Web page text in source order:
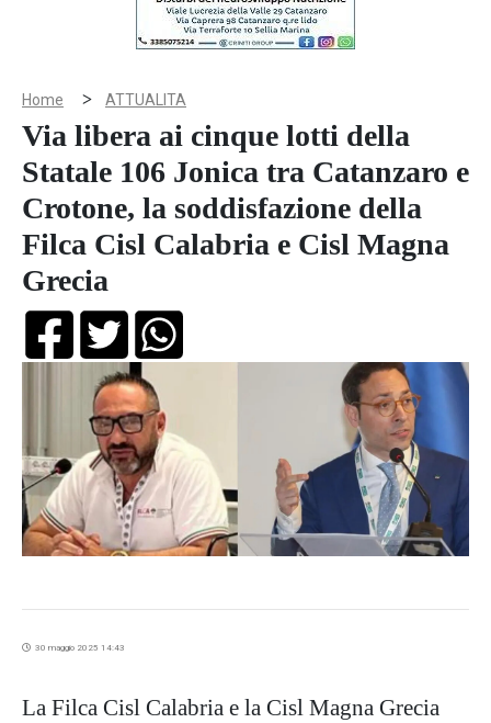
Home > ATTUALITA
Via libera ai cinque lotti della
Statale 106 Jonica tra Catanzaro e
Crotone, la soddisfazione della
Filca Cisl Calabria e Cisl Magna
Grecia
30 maggio 2025 14:43
La Filca Cisl Calabria e la Cisl Magna Grecia